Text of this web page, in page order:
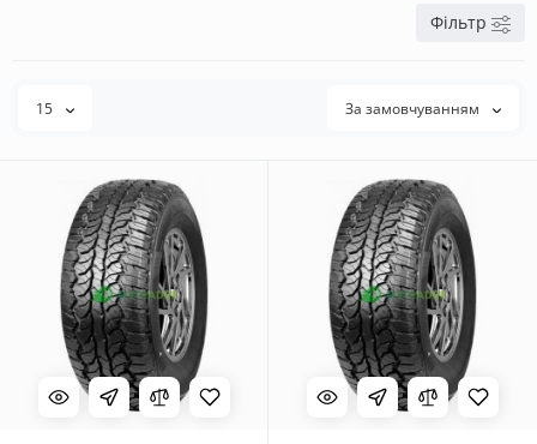
Фільтр
15 За замовчуванням